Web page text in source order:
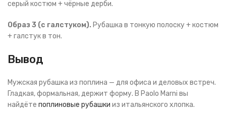
серый костюм + чёрные дерби.
Образ 3 (с галстуком). Рубашка в тонкую полоску + костюм
+ галстук в тон.
Вывод
Мужская рубашка из поплина — для офиса и деловых встреч.
Гладкая, формальная, держит форму. В Paolo Marni вы
найдёте поплиновые рубашки из итальянского хлопка.